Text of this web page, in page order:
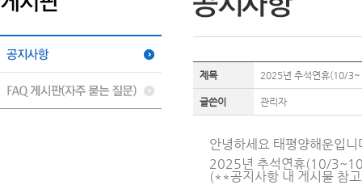
제목 2025년 추석연휴(10/
글쓴이 관리자
안녕하세요 태평양해운입니
2025년 추석연휴(10/
(**공지사항 내 게시물 참